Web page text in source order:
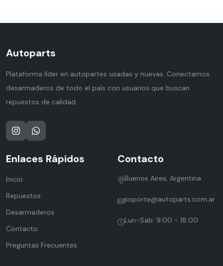
Autoparts
Plataforma líder en autopartes usadas y nuevas. Conectamos
desarmaderos de todo el país con usuarios que buscan
repuestos de calidad.
Enlaces Rápidos
Inicio
Repuestos
Desarmaderos
Contacto
Preguntas Frecuentes
Contacto
Buenos Aires, Argentina
soporte@autoparts.com.ar
Lun-Sab: 9:00 - 18:00